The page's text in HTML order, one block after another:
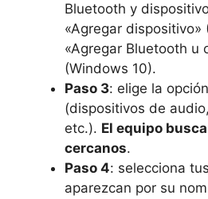
Bluetooth y
«Agregar dispositivo»
«Agregar Bluetooth u
(Windows 10).
Paso 3: elige la
(dispositivos de
etc.). El equipo
cercanos.
Paso 4: selecciona
aparezcan por su